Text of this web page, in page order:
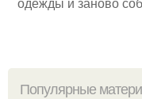
Популярные